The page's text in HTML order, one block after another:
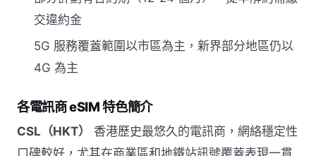
交違約金
5G 服務覆蓋範圍以市區為主，新界部分地區仍以
4G 為主
各電訊商 eSIM 特色簡介
CSL（HKT）
香港歷史最悠久的電訊商，網絡穩定性